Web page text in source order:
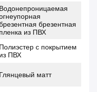
Водонепроницаемая
брезентная
пленка из ПВХ
Полиэстер с покрытием
из ПВХ
Глянцевый матт